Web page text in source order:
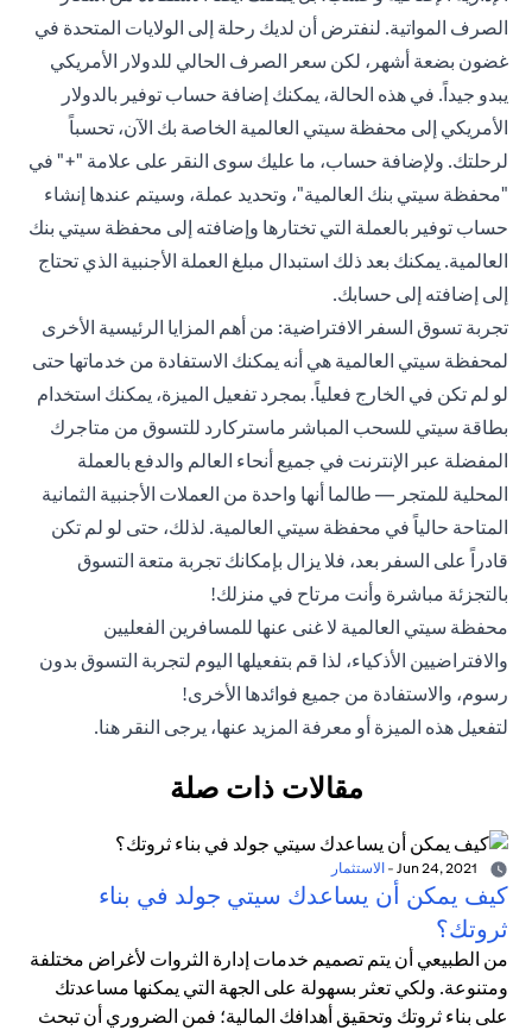
الصرف المواتية. لنفترض أن لديك رحلة إلى الولايات المتحدة في
غضون بضعة أشهر، لكن سعر الصرف الحالي للدولار الأمريكي
يبدو جيداً. في هذه الحالة، يمكنك إضافة حساب توفير بالدولار
الأمريكي إلى محفظة سيتي العالمية الخاصة بك الآن، تحسباً
لرحلتك. ولإضافة حساب، ما عليك سوى النقر على علامة "+" في
"محفظة سيتي بنك العالمية"، وتحديد عملة، وسيتم عندها إنشاء
حساب توفير بالعملة التي تختارها وإضافته إلى محفظة سيتي بنك
العالمية. يمكنك بعد ذلك استبدال مبلغ العملة الأجنبية الذي تحتاج
إلى إضافته إلى حسابك.
تجربة تسوق السفر الافتراضية: من أهم المزايا الرئيسية الأخرى
لمحفظة سيتي العالمية هي أنه يمكنك الاستفادة من خدماتها حتى
لو لم تكن في الخارج فعلياً. بمجرد تفعيل الميزة، يمكنك استخدام
بطاقة سيتي للسحب المباشر ماستركارد للتسوق من متاجرك
المفضلة عبر الإنترنت في جميع أنحاء العالم والدفع بالعملة
المحلية للمتجر — طالما أنها واحدة من العملات الأجنبية الثمانية
المتاحة حالياً في محفظة سيتي العالمية. لذلك، حتى لو لم تكن
قادراً على السفر بعد، فلا يزال بإمكانك تجربة متعة التسوق
بالتجزئة مباشرة وأنت مرتاح في منزلك!
محفظة سيتي العالمية لا غنى عنها للمسافرين الفعليين
والافتراضيين الأذكياء، لذا قم بتفعيلها اليوم لتجربة التسوق بدون
رسوم، والاستفادة من جميع فوائدها الأخرى!
لتفعيل هذه الميزة أو معرفة المزيد عنها، يرجى النقر هنا.
مقالات ذات صلة
- الاستثمار
كيف يمكن أن يساعدك سيتي جولد في بناء
ثروتك؟
من الطبيعي أن يتم تصميم خدمات إدارة الثروات لأغراض مختلفة
ومتنوعة. ولكي تعثر بسهولة على الجهة التي يمكنها مساعدتك
على بناء ثروتك وتحقيق أهدافك المالية؛ فمن الضروري أن تبحث